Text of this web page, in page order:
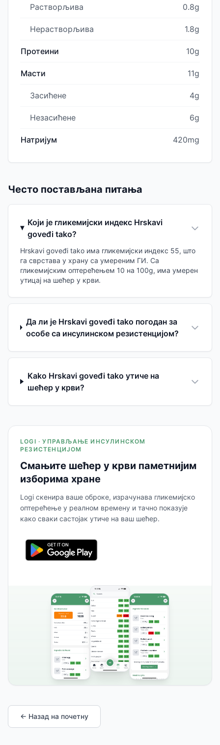
Растворљива 0.8g
Нерастворљива 1.8g
Протеини 10g
Масти 11g
Засићене 4g
Незасићене 6g
Натријум 420mg
Често постављана питања
Који је гликемијски индекс Hrskavi
goveđi tako?
Hrskavi goveđi tako има гликемијски индекс 55, што
га сврстава у храну са умереним ГИ. Са
гликемијским оптерећењем 10 на 100g, има умерен
утицај на шећер у крви.
Да ли је Hrskavi goveđi tako погодан за
особе са инсулинском резистенцијом?
Kako Hrskavi goveđi tako утиче на
шећер у крви?
LOGI · УПРАВЉАЊЕ ИНСУЛИНСКОМ
РЕЗИСТЕНЦИЈОМ
Смањите шећер у крви паметнијим
изборима хране
Logi скенира ваше оброке, израчунава гликемијско
оптерећење у реалном времену и тачно показује
како сваки састојак утиче на ваш шећер.
← Назад на почетну